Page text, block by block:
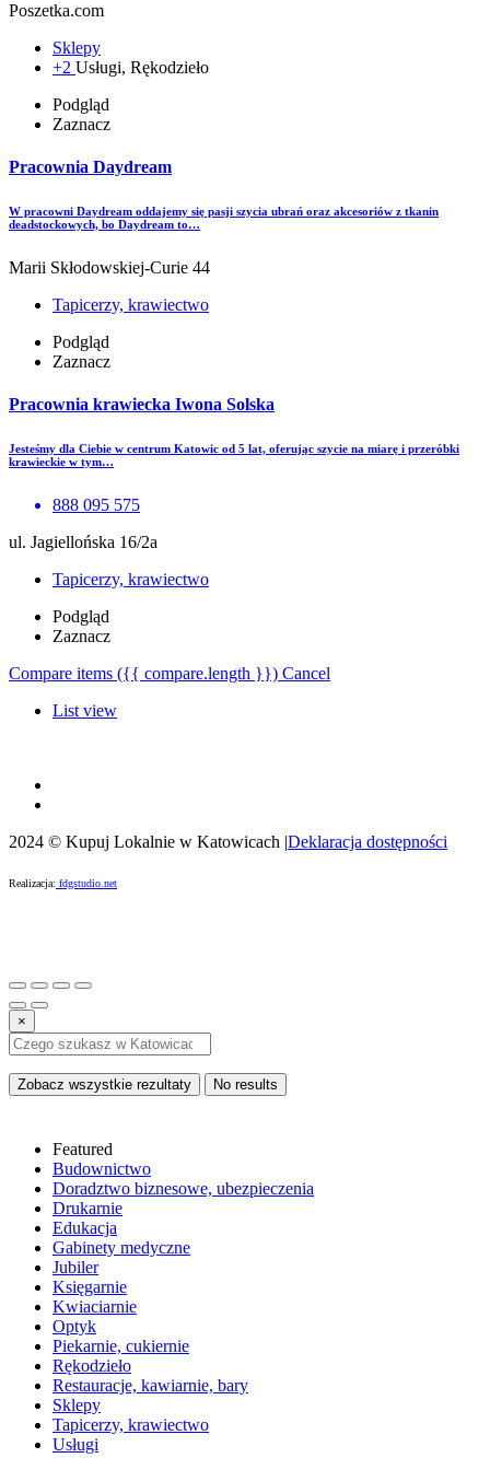
Poszetka.com
Sklepy
+2 Usługi, Rękodzieło
Podgląd
Zaznacz
Pracownia Daydream
W pracowni Daydream oddajemy się pasji szycia ubrań oraz akcesoriów z tkanin
deadstockowych, bo Daydream to…
Marii Skłodowskiej-Curie 44
Tapicerzy, krawiectwo
Podgląd
Zaznacz
Pracownia krawiecka Iwona Solska
Jesteśmy dla Ciebie w centrum Katowic od 5 lat, oferując szycie na miarę i przeróbki
krawieckie w tym…
888 095 575
ul. Jagiellońska 16/2a
Tapicerzy, krawiectwo
Podgląd
Zaznacz
Compare items ({{ compare.length }}) Cancel
List view
2024 © Kupuj Lokalnie w Katowicach |Deklaracja dostępności
Realizacja: fdgstudio.net
×
Zobacz wszystkie rezultaty No results
Featured
Budownictwo
Doradztwo biznesowe, ubezpieczenia
Drukarnie
Edukacja
Gabinety medyczne
Jubiler
Księgarnie
Kwiaciarnie
Optyk
Piekarnie, cukiernie
Rękodzieło
Restauracje, kawiarnie, bary
Sklepy
Tapicerzy, krawiectwo
Usługi